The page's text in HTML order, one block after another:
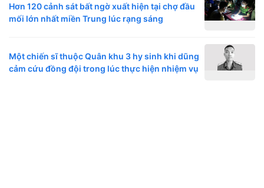
Hơn 120 cảnh sát bất ngờ xuất hiện tại chợ đầu
mối lớn nhất miền Trung lúc rạng sáng
Một chiến sĩ thuộc Quân khu 3 hy sinh khi dũng
cảm cứu đồng đội trong lúc thực hiện nhiệm vụ